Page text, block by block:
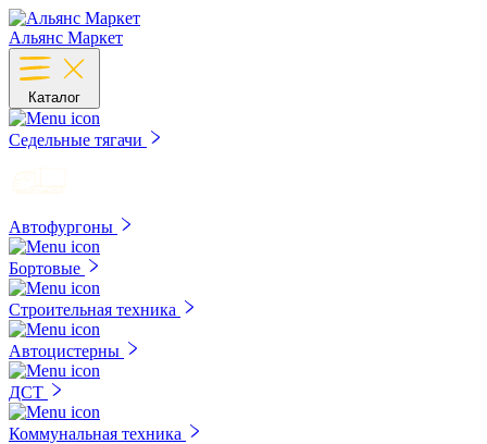
Альянс Маркет
Каталог
Седельные тягачи
Автофургоны
Бортовые
Строительная техника
Автоцистерны
ДСТ
Коммунальная техника